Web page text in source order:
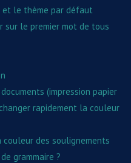
et le thème par défaut
sur le premier mot de tous
(impression papier
rapidement la couleur
des soulignements
grammaire ?